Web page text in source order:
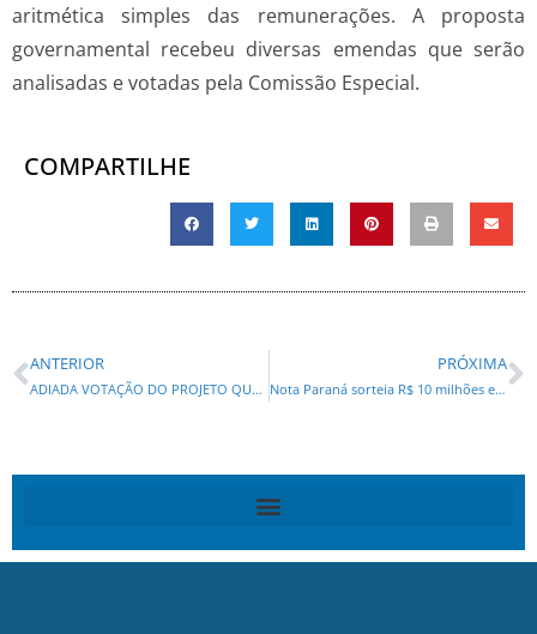
aritmética simples das remunerações. A proposta
governamental recebeu diversas emendas que serão
analisadas e votadas pela Comissão Especial.
COMPARTILHE
ANTERIOR
ADIADA VOTAÇÃO DO PROJETO QUE PUNE A DIVULGAÇÃO DE FAKE NEWS SOBRE O CORONAVÍRUS
PRÓXIMA
Nota Paraná sorteia R$ 10 milhões em prêmios nesta terça